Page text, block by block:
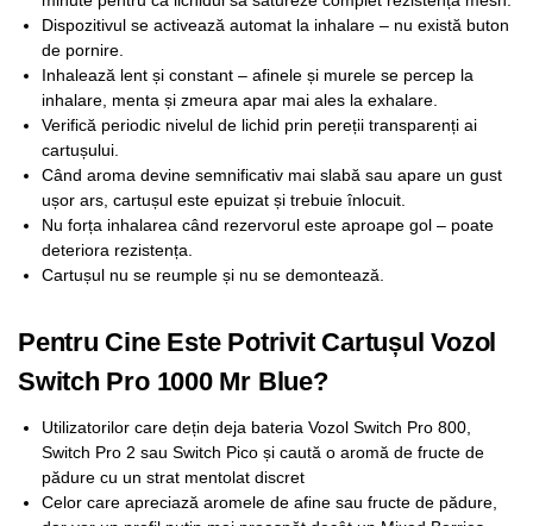
Dispozitivul se activează automat la inhalare – nu există buton
de pornire.
Inhalează lent și constant – afinele și murele se percep la
inhalare, menta și zmeura apar mai ales la exhalare.
Verifică periodic nivelul de lichid prin pereții transparenți ai
cartușului.
Când aroma devine semnificativ mai slabă sau apare un gust
ușor ars, cartușul este epuizat și trebuie înlocuit.
Nu forța inhalarea când rezervorul este aproape gol – poate
deteriora rezistența.
Cartușul nu se reumple și nu se demontează.
Pentru Cine Este Potrivit Cartușul Vozol
Switch Pro 1000 Mr Blue?
Utilizatorilor care dețin deja bateria Vozol Switch Pro 800,
Switch Pro 2 sau Switch Pico și caută o aromă de fructe de
pădure cu un strat mentolat discret
Celor care apreciază aromele de afine sau fructe de pădure,